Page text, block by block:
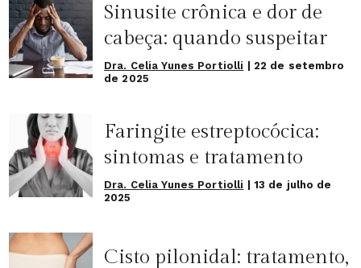
Sinusite crônica e dor de
cabeça: quando suspeitar
Dra. Celia Yunes Portiolli
22 de setembro
de 2025
Faringite estreptocócica:
sintomas e tratamento
Dra. Celia Yunes Portiolli
13 de julho de
2025
Cisto pilonidal: tratamento,